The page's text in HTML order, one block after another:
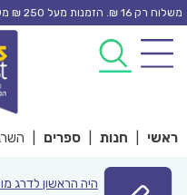
Skip
content
משלוח רק 16 ₪. הזמנות מעל 250 ₪ משלוח נק’ איסוף חינם
ראשי חנות ספרים השרביט
היה הראשון לדרג